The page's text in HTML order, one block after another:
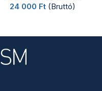
24 000 Ft (Bruttó)